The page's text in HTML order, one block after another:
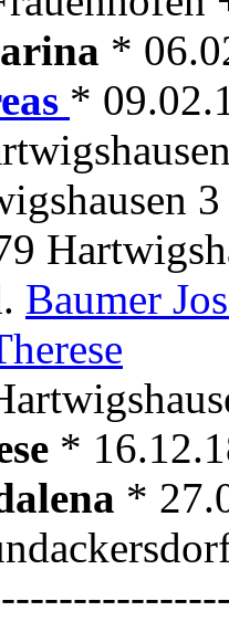
*
*
Baumer
*
*